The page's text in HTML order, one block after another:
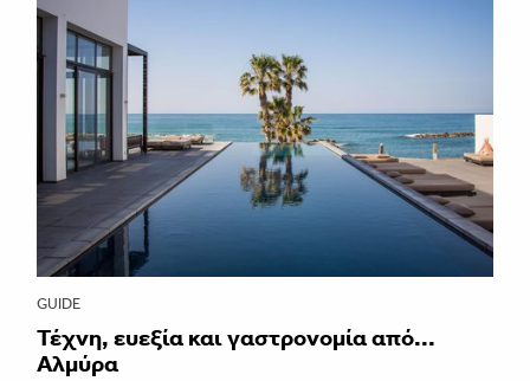
GUIDE
Τέχνη, ευεξία και γαστρονομία από...
Αλμύρα